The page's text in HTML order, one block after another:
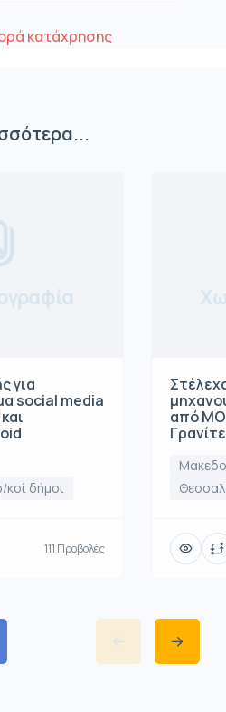
κατάχρησης
για
social media
κοί δήμοι
111 Προβολές
από